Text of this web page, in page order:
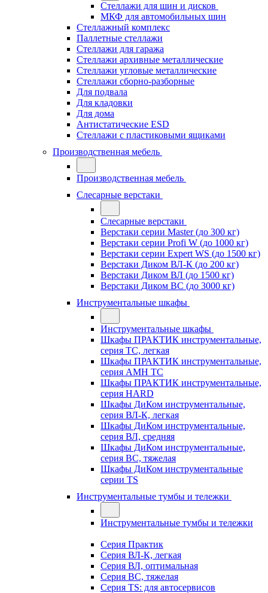
Стеллажи для шин и дисков
МКФ для автомобильных шин
Стеллажный комплекс
Паллетные стеллажи
Стеллажи для гаража
Стеллажи архивные металлические
Стеллажи угловые металлические
Стеллажи сборно-разборные
Для подвала
Для кладовки
Для дома
Антистатические ESD
Стеллажи с пластиковыми ящиками
Производственная мебель
Производственная мебель
Слесарные верстаки
Слесарные верстаки
Верстаки серии Master (до 300 кг)
Верстаки серии Profi W (до 1000 кг)
Верстаки серии Expert WS (до 1500 кг)
Верстаки Диком ВЛ-К (до 200 кг)
Верстаки Диком ВЛ (до 1500 кг)
Верстаки Диком ВС (до 3000 кг)
Инструментальные шкафы
Инструментальные шкафы
Шкафы ПРАКТИК инструментальные,
серия TC, легкая
Шкафы ПРАКТИК инструментальные,
серия AMH TC
Шкафы ПРАКТИК инструментальные,
серия HARD
Шкафы ДиКом инструментальные,
cерия ВЛ-К, легкая
Шкафы ДиКом инструментальные,
серия ВЛ, средняя
Шкафы ДиКом инструментальные,
серия ВС, тяжелая
Шкафы ДиКом инструментальные
серии TS
Инструментальные тумбы и тележки
Инструментальные тумбы и тележки
Серия Практик
Серия ВЛ-К, легкая
Серия ВЛ, оптимальная
Серия ВС, тяжелая
Серия TS: для автосервисов